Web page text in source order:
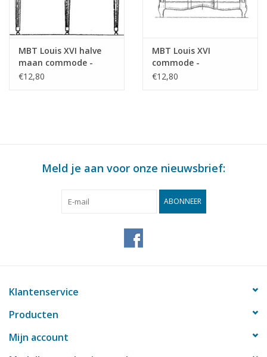
MBT Louis XVI halve
maan commode -
Bouwtekening Schaal 1
€12,80
MBT Louis XVI
commode -
Bouwtekening Schaal 1
€12,80
Meld je aan voor onze nieuwsbrief:
ABONNEER
Klantenservice
Producten
Mijn account